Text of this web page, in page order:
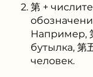
第 +
Например,
бутылка, 第
человек.